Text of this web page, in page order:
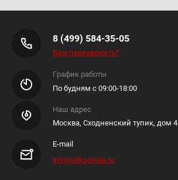
8 (499) 584-35-05
Вам перезвонить?
График работы
По будням с 09:00-18:00
Наш адрес
Москва, Сходненский тупик, дом 4
E-mail
info@ptkgoroda.ru